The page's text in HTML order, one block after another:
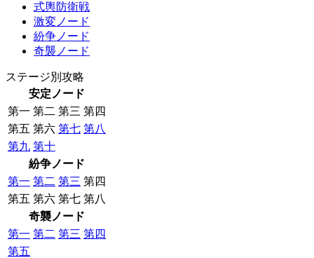
式輿防衛戦
激変ノード
紛争ノード
奇襲ノード
ステージ別攻略
安定ノード
第一 第二 第三 第四
第五 第六 第七 第八
第九 第十
紛争ノード
第一 第二 第三 第四
第五 第六 第七 第八
奇襲ノード
第一 第二 第三 第四
第五